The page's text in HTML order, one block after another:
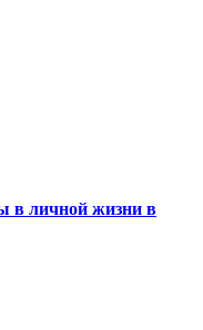
в личной жизни в